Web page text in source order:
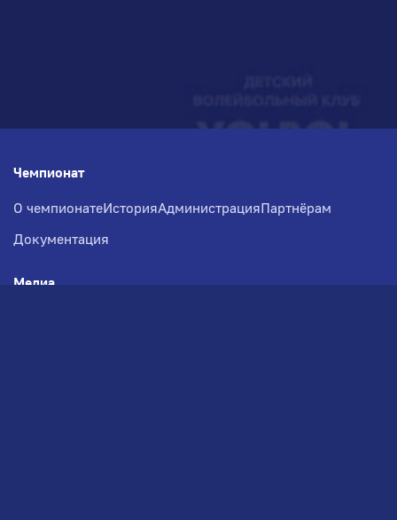
Чемпионат
О чемпионатеИсторияАдминистрацияПартнёрам
Документация
Медиа